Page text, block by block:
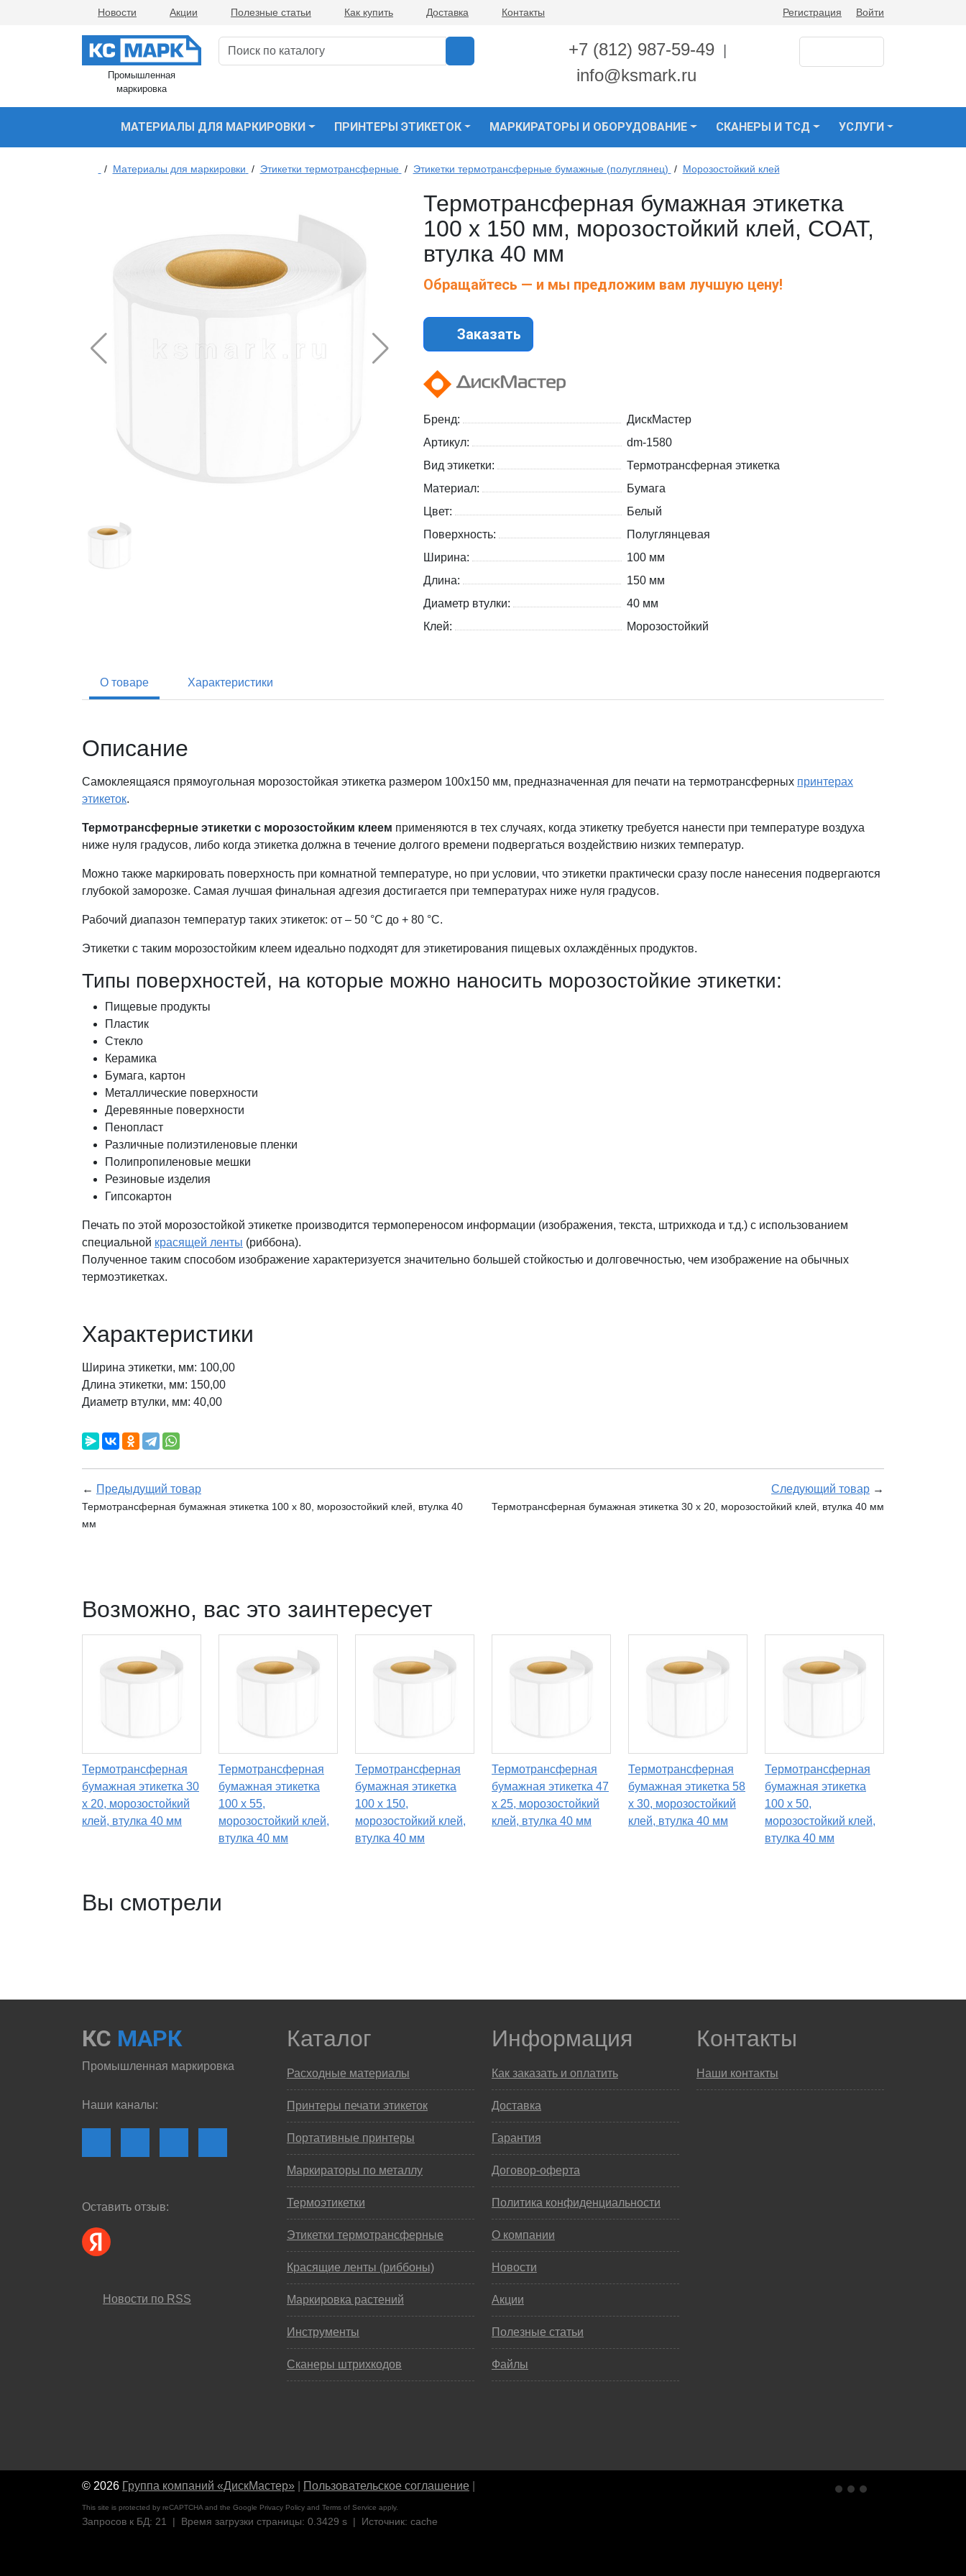
Новости Акции Полезные статьи Как купить Доставка Контакты Регистрация Войти
Промышленная
маркировка
+7 (812) 987-59-49
info@ksmark.ru
МАТЕРИАЛЫ ДЛЯ МАРКИРОВКИ ПРИНТЕРЫ ЭТИКЕТОК МАРКИРАТОРЫ И ОБОРУДОВАНИЕ СКАНЕРЫ И ТСД УСЛУГИ
/ Материалы для маркировки / Этикетки термотрансферные / Этикетки термотрансферные бумажные (полуглянец) / Морозостойкий клей
Термотрансферная бумажная этикетка
100 х 150 мм, морозостойкий клей, COAT,
втулка 40 мм
Обращайтесь — и мы предложим вам лучшую цену!
Заказать
Бренд:
ДискМастер
Артикул:
dm-1580
Вид этикетки:
Термотрансферная этикетка
Материал:
Бумага
Цвет:
Белый
Поверхность:
Полуглянцевая
Ширина:
100 мм
Длина:
150 мм
Диаметр втулки:
40 мм
Клей:
Морозостойкий
О товаре Характеристики
Описание
Самоклеящаяся прямоугольная морозостойкая этикетка размером 100х150 мм, предназначенная для печати на термотрансферных принтерах
этикеток.
Термотрансферные этикетки с морозостойким клеем применяются в тех случаях, когда этикетку требуется нанести при температуре воздуха
ниже нуля градусов, либо когда этикетка должна в течение долгого времени подвергаться воздействию низких температур.
Можно также маркировать поверхность при комнатной температуре, но при условии, что этикетки практически сразу после нанесения подвергаются
глубокой заморозке. Самая лучшая финальная адгезия достигается при температурах ниже нуля градусов.
Рабочий диапазон температур таких этикеток: от – 50 °C до + 80 °C.
Этикетки с таким морозостойким клеем идеально подходят для этикетирования пищевых охлаждённых продуктов.
Типы поверхностей, на которые можно наносить морозостойкие этикетки:
Пищевые продукты
Пластик
Стекло
Керамика
Бумага, картон
Металлические поверхности
Деревянные поверхности
Пенопласт
Различные полиэтиленовые пленки
Полипропиленовые мешки
Резиновые изделия
Гипсокартон
Печать по этой морозостойкой этикетке производится термопереносом информации (изображения, текста, штрихкода и т.д.) с использованием
специальной красящей ленты (риббона).
Полученное таким способом изображение характеризуется значительно большей стойкостью и долговечностью, чем изображение на обычных
термоэтикетках.
Характеристики
Ширина этикетки, мм: 100,00
Длина этикетки, мм: 150,00
Диаметр втулки, мм: 40,00
← Предыдущий товар
Термотрансферная бумажная этикетка 100 х 80, морозостойкий клей, втулка 40
мм
Следующий товар →
Термотрансферная бумажная этикетка 30 х 20, морозостойкий клей, втулка 40 мм
Возможно, вас это заинтересует
Термотрансферная
бумажная этикетка 30
х 20, морозостойкий
клей, втулка 40 мм
Термотрансферная
бумажная этикетка
100 х 55,
морозостойкий клей,
втулка 40 мм
Термотрансферная
бумажная этикетка
100 х 150,
морозостойкий клей,
втулка 40 мм
Термотрансферная
бумажная этикетка 47
х 25, морозостойкий
клей, втулка 40 мм
Термотрансферная
бумажная этикетка 58
х 30, морозостойкий
клей, втулка 40 мм
Термотрансферная
бумажная этикетка
100 х 50,
морозостойкий клей,
втулка 40 мм
Вы смотрели
КС МАРК
Промышленная маркировка
Наши каналы:
Оставить отзыв:
Новости по RSS
Каталог
Расходные материалы
Принтеры печати этикеток
Портативные принтеры
Маркираторы по металлу
Термоэтикетки
Этикетки термотрансферные
Красящие ленты (риббоны)
Маркировка растений
Инструменты
Сканеры штрихкодов
Информация
Как заказать и оплатить
Доставка
Гарантия
Договор-оферта
Политика конфиденциальности
О компании
Новости
Акции
Полезные статьи
Файлы
Контакты
Наши контакты
© 2026 Группа компаний «ДискМастер» Пользовательское соглашение
This site is protected by reCAPTCHA and the Google Privacy Policy and Terms of Service apply.
Запросов к БД: 21 | Время загрузки страницы: 0.3429 s | Источник: cache